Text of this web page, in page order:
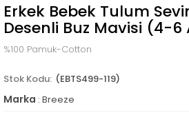
Erkek Bebek Tulum
Desenli Buz Mavisi (4-6
%100 Pamuk-Cotton
(EBTS499-119)
Marka : Breeze